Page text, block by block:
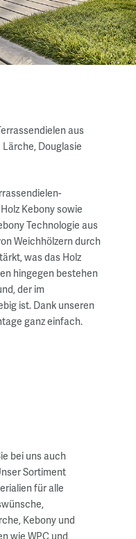
aus
Douglasie
Kebony sowie
Technologie aus
Weichhölzern durch
was das Holz
hingegen bestehen
der im
ist. Dank unseren
ganz einfach.
bei uns auch
Sortiment
für alle
Kebony und